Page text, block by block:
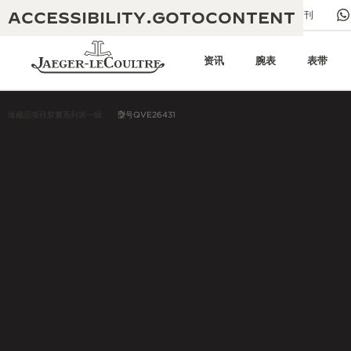
ACCESSIBILITY.GOTOCONTENT
给我们发送电子邮件 精品店 电子期刊
资讯 腕表 表带
臻藏品项目胶囊系列第一辑 型号QVE26431